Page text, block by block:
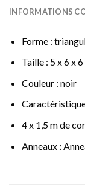
INFORMATIONS
Forme :
Taille : 5 x 6 x
Couleur : noir
4 x 1,5 m de
Anneaux: